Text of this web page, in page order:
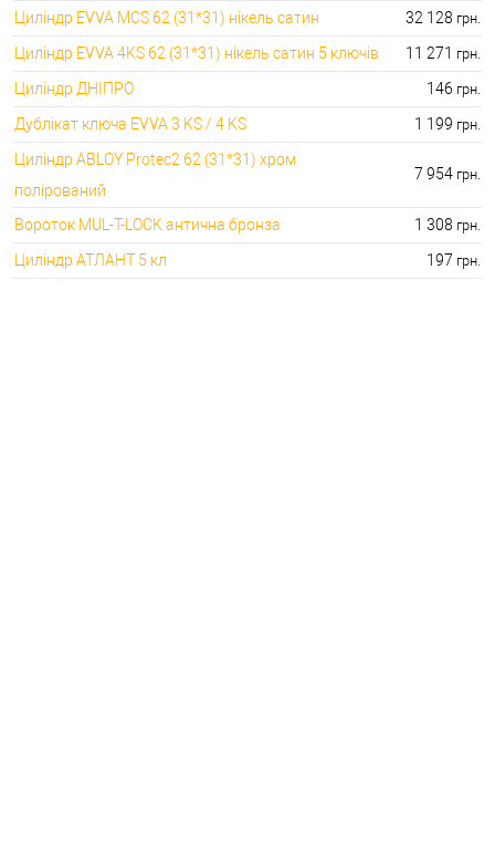
Циліндр EVVA MCS 62 (31*31) нікель сатин 32 128 грн.
Циліндр EVVA 4KS 62 (31*31) нікель сатин 5 ключів 11 271 грн.
Циліндр ДНІПРО 146 грн.
Дублікат ключа EVVA 3 KS / 4 KS 1 199 грн.
Циліндр ABLOY Protec2 62 (31*31) хром
полірований
7 954 грн.
Вороток MUL-T-LOCK антична бронза 1 308 грн.
Циліндр АТЛАНТ 5 кл 197 грн.